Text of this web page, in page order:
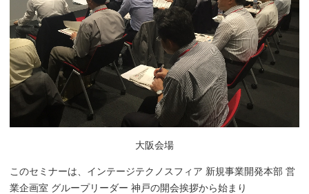
大阪会場
このセミナーは、インテージテクノスフィア 新規事業開発本部 営
業企画室 グループリーダー 神戸の開会挨拶から始まり